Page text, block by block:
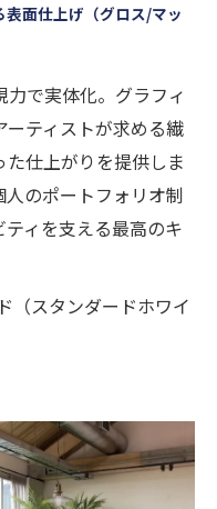
面仕上げ（グロス/マッ
で実体化。グラフィ
ーティストが求める繊
仕上がりを提供しま
のポートフォリオ制
ィを支える最高のキ
（スタンダードホワイ